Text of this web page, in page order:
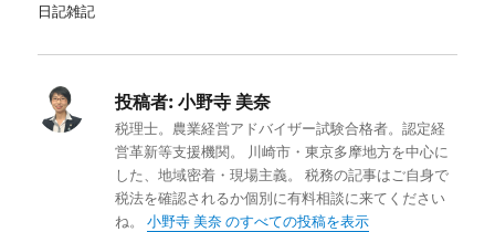
日記雑記
投稿者: 小野寺 美奈
税理士。農業経営アドバイザー試験合格者。認定経
営革新等支援機関。 川崎市・東京多摩地方を中心に
した、地域密着・現場主義。 税務の記事はご自身で
税法を確認されるか個別に有料相談に来てください
ね。小野寺 美奈 のすべての投稿を表示